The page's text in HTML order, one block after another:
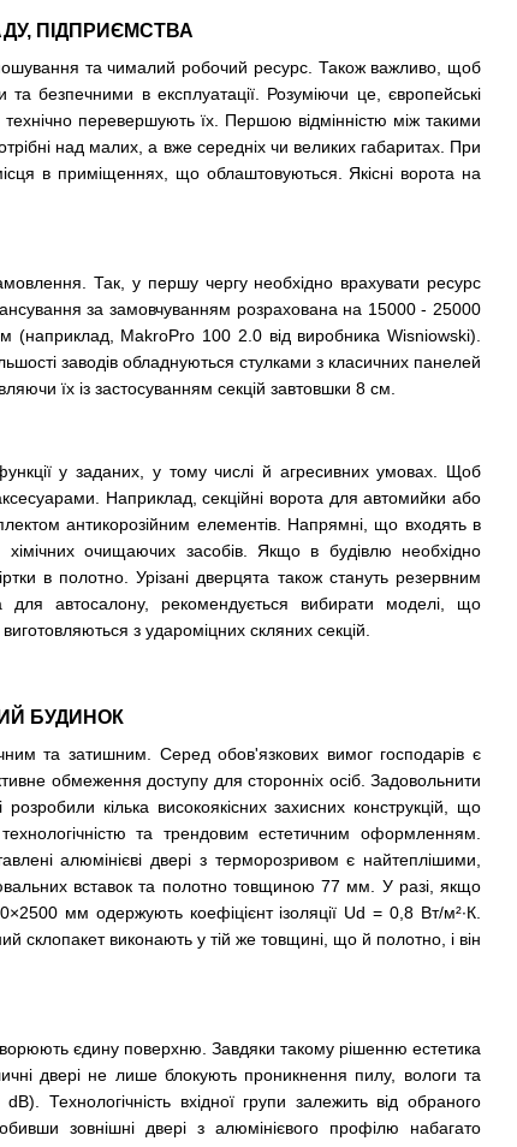
ПІДПРИЄМСТВА
та чималий робочий ресурс. Також важливо, щоб
безпечними в експлуатації. Розуміючи це, європейські
технічно перевершують їх. Першою відмінністю між такими
над малих, а вже середніх чи великих габаритах. При
в приміщеннях, що облаштовуються. Якісні ворота на
Так, у першу чергу необхідно врахувати ресурс
за замовчуванням розрахована на 15000 - 25000
(наприклад, MakroPro 100 2.0 від виробника Wisniowski).
заводів обладнуються стулками з класичних панелей
їх із застосуванням секцій завтовшки 8 см.
у заданих, у тому числі й агресивних умовах. Щоб
Наприклад, секційні ворота для автомийки або
антикорозійним елементів. Напрямні, що входять в
очищаючих засобів. Якщо в будівлю необхідно
в полотно. Урізані дверцята також стануть резервним
автосалону, рекомендується вибирати моделі, що
з удароміцних скляних секцій.
БУДИНОК
та затишним. Серед обов'язкових вимог господарів є
обмеження доступу для сторонніх осіб. Задовольнити
кілька високоякісних захисних конструкцій, що
та трендовим естетичним оформленням.
алюмінієві двері з терморозривом є найтеплішими,
вставок та полотно товщиною 77 мм. У разі, якщо
мм одержують коефіцієнт ізоляції Ud = 0,8 Вт/м²∙К.
склопакет виконають у тій же товщині, що й полотно, і він
єдину поверхню. Завдяки такому рішенню естетика
двері не лише блокують проникнення пилу, вологи та
Технологічність вхідної групи залежить від обраного
зовнішні двері з алюмінієвого профілю набагато